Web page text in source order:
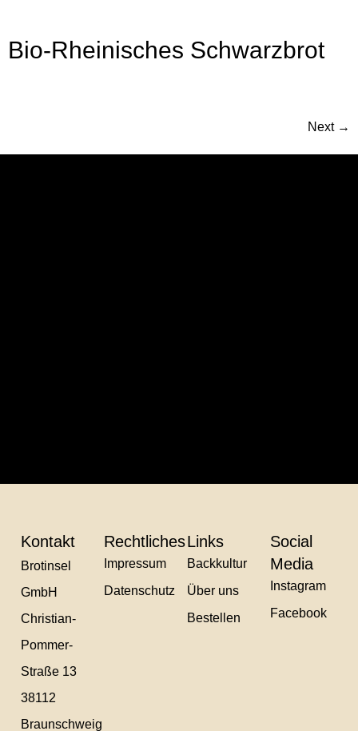
Bio-Rheinisches Schwarzbrot
Next →
Kontakt
Brotinsel
GmbH
Christian-
Pommer-
Straße 13
38112
Braunschweig
Rechtliches
Impressum
Datenschutz
Links
Backkultur
Über uns
Bestellen
Social
Media
Instagram
Facebook